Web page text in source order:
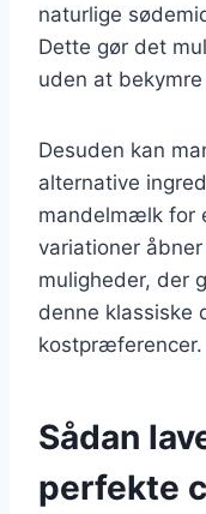
naturlige
Dette gør det
uden at
Desuden kan
alternative
mandelmælk for
variationer
muligheder, der
denne klassiske
kostpræferencer.
Sådan
perfekte